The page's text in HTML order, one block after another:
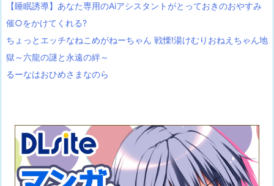
【睡眠誘導】あなた専用のAiアシスタントがとっておきのおやすみ
催○をかけてくれる?
ちょっとエッチなねこめがねーちゃん 戦慄!湯けむりおねえちゃん地
獄～六龍の謎と永遠の絆～
るーなはおひめさまなのら